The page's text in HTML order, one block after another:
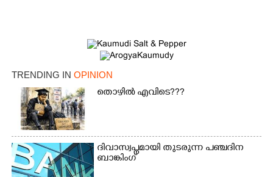
TRENDING IN OPINION
തൊഴിൽ എവിടെ???
ദിവാസ്വപ്നമായി തുടരുന്ന പഞ്ചദിന
ബാങ്കിംഗ്